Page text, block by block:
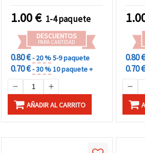
1.00€ 1-4 paquete
DESCUENTOS
PARA CANTIDAD
0.80 €- 20 %5-9 paquete
0.70 €- 30 %10 paquete +
AÑADIR AL CARRITO
0.80 €
0.70 €